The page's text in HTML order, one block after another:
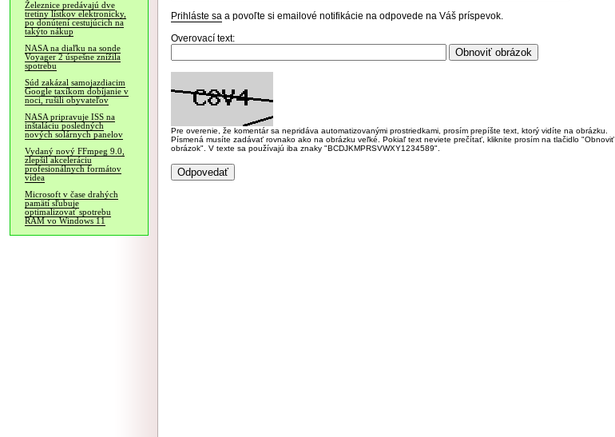
Železnice predávajú dve
tretiny lístkov elektronicky,
po donútení cestujúcich na
takýto nákup
NASA na diaľku na sonde
Voyager 2 úspešne znížila
spotrebu
Súd zakázal samojazdiacim
Google taxíkom dobíjanie v
noci, rušili obyvateľov
NASA pripravuje ISS na
inštaláciu posledných
nových solárnych panelov
Vydaný nový FFmpeg 9.0,
zlepšil akceleráciu
profesionálnych formátov
videa
Microsoft v čase drahých
pamätí sľubuje
optimalizovať spotrebu
RAM vo Windows 11
Prihláste sa a povoľte si emailové notifikácie na odpovede na Váš príspevok.
Overovací text:
Pre overenie, že komentár sa nepridáva automatizovanými prostriedkami, prosím prepíšte text, ktorý vidíte na obrázku.
Písmená musíte zadávať rovnako ako na obrázku veľké. Pokiaľ text neviete prečítať, kliknite prosím na tlačidlo "Obnoviť
obrázok". V texte sa používajú iba znaky "BCDJKMPRSVWXY1234589".